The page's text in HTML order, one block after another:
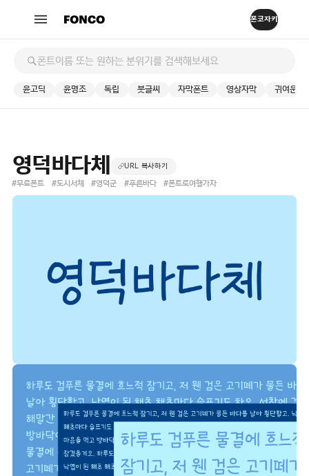
윤고딕 윤명조 독립 붓글씨 자막폰트 영상자막 귀여운
영덕바다체 URL 복사하기
#무료폰트 #도시서체 #영덕군 #푸른바다 #폰트로여행가자